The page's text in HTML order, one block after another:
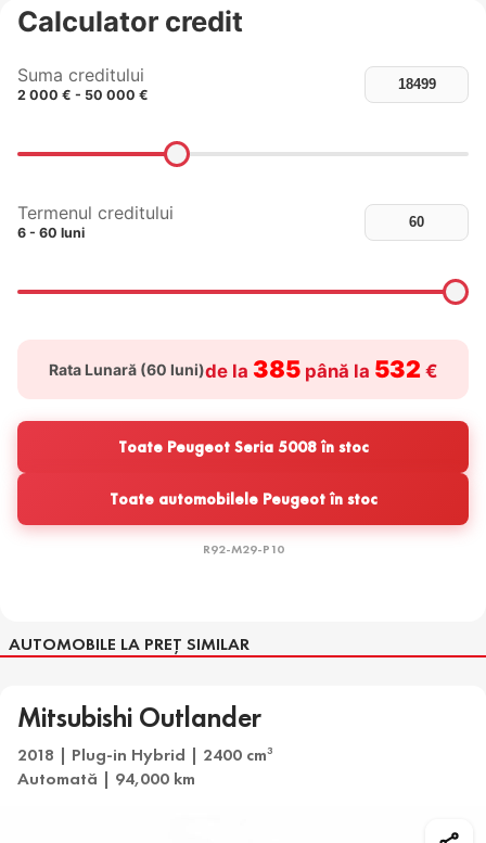
Calculator credit
Suma creditului
2 000 € - 50 000 €
Termenul creditului
6 - 60 luni
Rata Lunară (60 luni)de la 385până la 532 €
Toate Peugeot Seria 5008 în stoc
Toate automobilele Peugeot în stoc
R92-M29-P10
AUTOMOBILE LA PREȚ SIMILAR
Mitsubishi Outlander
2018 | Plug-in Hybrid | 2400 cm3
Automată | 94,000 km